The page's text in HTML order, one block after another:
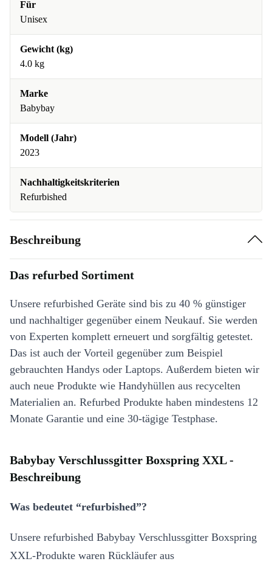
Für
Unisex
Gewicht (kg)
4.0 kg
Marke
Babybay
Modell (Jahr)
2023
Nachhaltigkeitskriterien
Refurbished
Beschreibung
Das refurbed Sortiment
Unsere refurbished Geräte sind bis zu 40 % günstiger
und nachhaltiger gegenüber einem Neukauf. Sie werden
von Experten komplett erneuert und sorgfältig getestet.
Das ist auch der Vorteil gegenüber zum Beispiel
gebrauchten Handys oder Laptops. Außerdem bieten wir
auch neue Produkte wie Handyhüllen aus recycelten
Materialien an. Refurbed Produkte haben mindestens 12
Monate Garantie und eine 30-tägige Testphase.
Babybay Verschlussgitter Boxspring XXL -
Beschreibung
Was bedeutet “refurbished”?
Unsere refurbished Babybay Verschlussgitter Boxspring
XXL-Produkte waren Rückläufer aus